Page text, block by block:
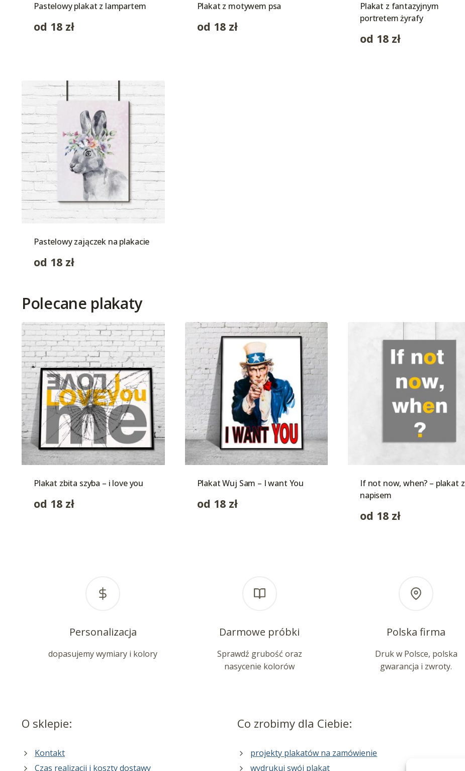
Pastelowy plakat z lampartem
od 18 zł
Plakat z motywem psa
od 18 zł
Plakat z fantazyjnym
portretem żyrafy
od 18 zł
Pastelowy zajączek na plakacie
od 18 zł
Polecane plakaty
Plakat zbita szyba – i love you
od 18 zł
Plakat Wuj Sam – I want You
od 18 zł
If not now, when? – plakat z
napisem
od 18 zł
Personalizacja
dopasujemy wymiary i kolory
Darmowe próbki
Sprawdź grubość oraz
nasycenie kolorów
Polska firma
Druk w Polsce, polska
gwarancja i zwroty.
O sklepie:
Kontakt
Czas realizacji i koszty dostawy
Co zrobimy dla Ciebie:
projekty plakatów na zamówienie
wydrukuj swój plakat